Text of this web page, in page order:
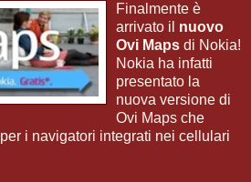
Finalmente è
arrivato il nuovo
Ovi Maps di Nokia!
Nokia ha infatti
presentato la
nuova versione di
Ovi Maps che
per i navigatori integrati nei cellulari